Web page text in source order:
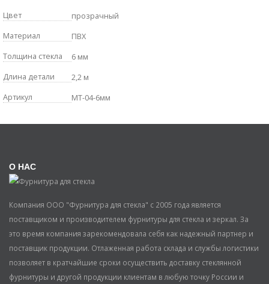
Цвет
прозрачный
Материал
ПВХ
Толщина стекла
6 мм
Длина детали
2,2 м
Артикул
MT-04-6мм
О НАС
Компания ООО "Фурнитура для стекла" с 2005 года является
поставщиком и производителем фурнитуры для стекла и зеркал. За
это время компания зарекомендовала себя как надежный партнер и
поставщик продукции. Отлаженная работа склада и службы логистики
позволяет в кратчайшие сроки осуществить доставку стеклянной
фурнитуры и другой продукции клиентам в любую точку России и